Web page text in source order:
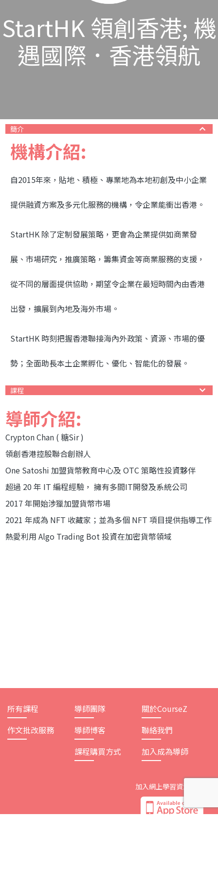
StartHK 領創香港; 機
遇國際．香港領航
簡介
機構介紹:
自2015年來，貼地、積極、專業地為本地初創及中小企業
提供融資方案及多元化服務的機構，令企業能衝出香港。
StartHK 除了定制發展策略，更會為企業提供如商業發
展、市場研究，推廣策略，籌集資金等商業服務的支援，
從不同的層面提供協助，期望令企業在最短時間內由香港
出發，擴展到內地及海外市場。
StartHK 時刻把握香港聯接海內外政策、資源、市場的優
勢；全面助長本土企業孵化、優化、智能化的發展。
課程
導師介紹:
Crypton Chan ( 糖Sir )
領創香港控股聯合創辦人
One Satoshi 加盟貨幣教育中心及 OTC 策略性投資夥伴
超過 20 年 IT 編程經驗， 擁有多間IT開發及系統公司
2017 年開始涉獵加盟貨幣市場
2021 年成為 NFT 收藏家；並為多個 NFT 項目提供指導工作
熱愛利用 Algo Trading Bot 投資在加密貨幣領域
所有課程
作文批改服務
導師團隊
導師博客
課程購買方式
關於CourseZ
聯絡我們
加入成為導師
加入網上學習資源平台